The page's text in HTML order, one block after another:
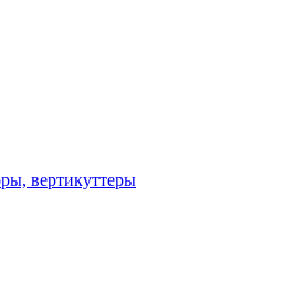
вертикуттеры